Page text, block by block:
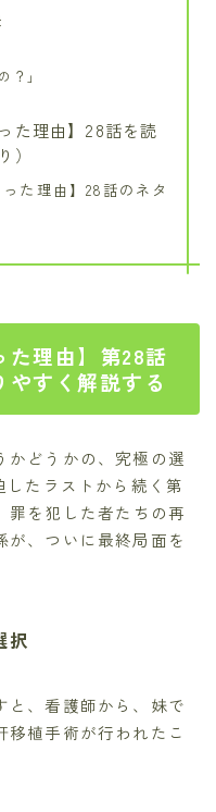
？」
た理由】28話を読
）
た理由】28話のネタ
た理由】第28話
すく解説する
かどうかの、究極の選
したラストから続く第
罪を犯した者たちの再
が、ついに最終局面を
択
と、看護師から、妹で
移植手術が行われたこ